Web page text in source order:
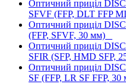
Оптичний приціл
SFVF (FFP, DLT FFP
Оптичний приціл
(FFP, SFVF, 30 мм)
Оптичний приціл
SFIR (SFP, HMD SFP,
Оптичний приціл
SF (FFP, LR SF FFP,